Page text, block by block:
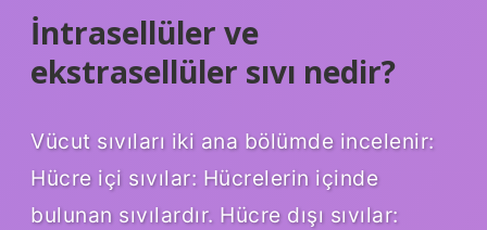
İntrasellüler ve
ekstrasellüler sıvı nedir?
Vücut sıvıları iki ana bölümde incelenir:
Hücre içi sıvılar: Hücrelerin içinde
bulunan sıvılardır. Hücre dışı sıvılar: